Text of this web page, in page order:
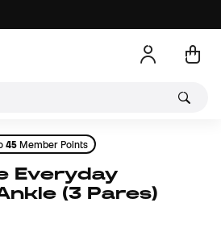
45 Member Points
(3 Pares)